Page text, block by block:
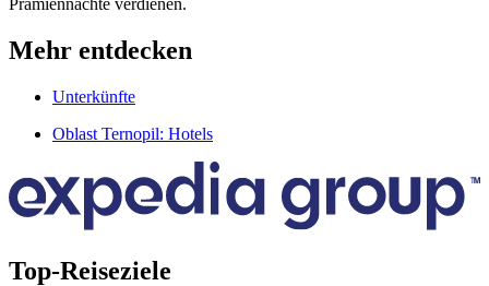
Mehr entdecken
Unterkünfte
Oblast Ternopil: Hotels
Top-Reiseziele